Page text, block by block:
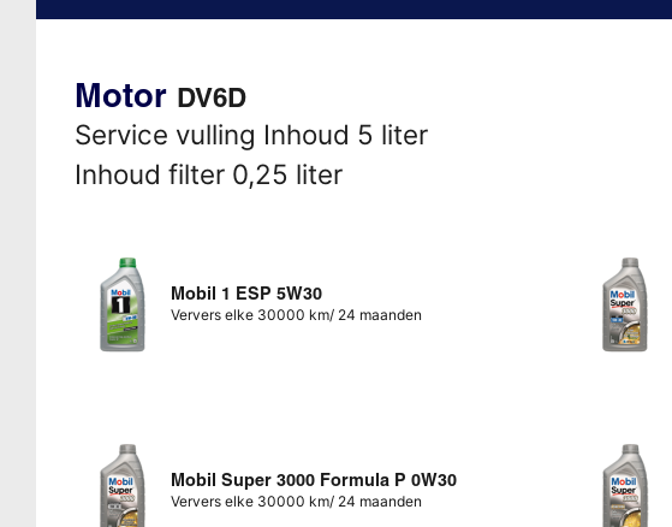
Motor DV6D
Service vulling Inhoud 5 liter
Inhoud filter 0,25 liter
Mobil 1 ESP 5W30
Ververs elke 30000 km/ 24 maanden
Mobil Super 3000 Formula P 0W30
Ververs elke 30000 km/ 24 maanden